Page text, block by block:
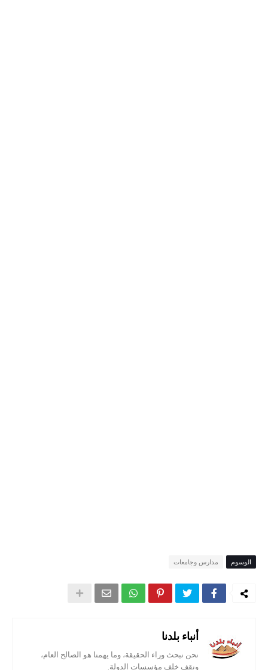
الوسوم مدارس وجامعات
أنباء بلدنا
نحن نبحث وراء الحقيقة، وما يهمنا هو الصالح العام،
ونقف خلف مؤسسات الدولة.